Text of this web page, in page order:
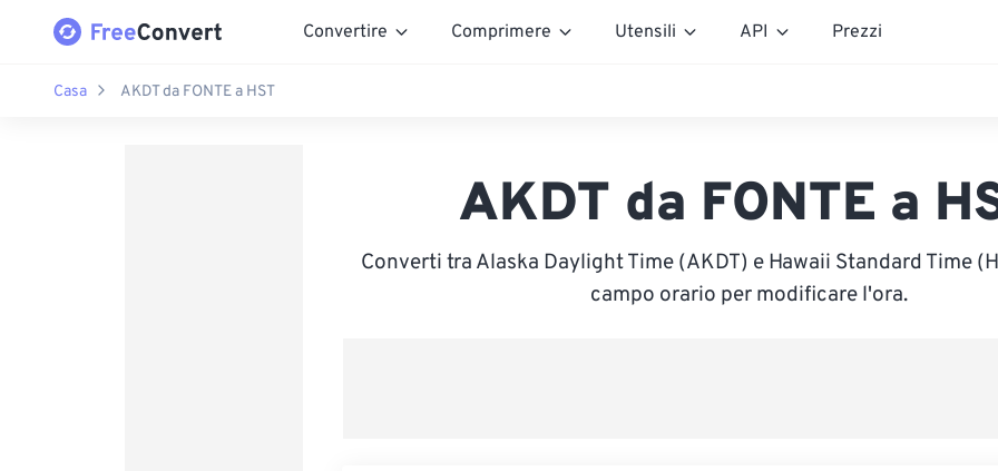
Convertire Comprimere Utensili API Prezzi
Casa AKDT da FONTE a HST
AKDT da FONTE a
Converti tra Alaska Daylight Time (AKDT) e Hawaii Standard Time
campo orario per modificare l'ora.